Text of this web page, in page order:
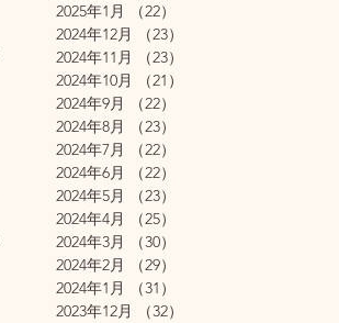
2025年1月
（22）
2024年12月
（23）
2024年11月
（23）
2024年10月
（21）
2024年9月
（22）
2024年8月
（23）
2024年7月
（22）
2024年6月
（22）
2024年5月
（23）
2024年4月
（25）
2024年3月
（30）
2024年2月
（29）
2024年1月
（31）
2023年12月
（32）